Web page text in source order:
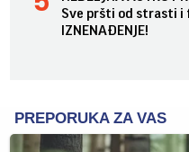
Sve pršti od strasti i
IZNENAĐENJE!